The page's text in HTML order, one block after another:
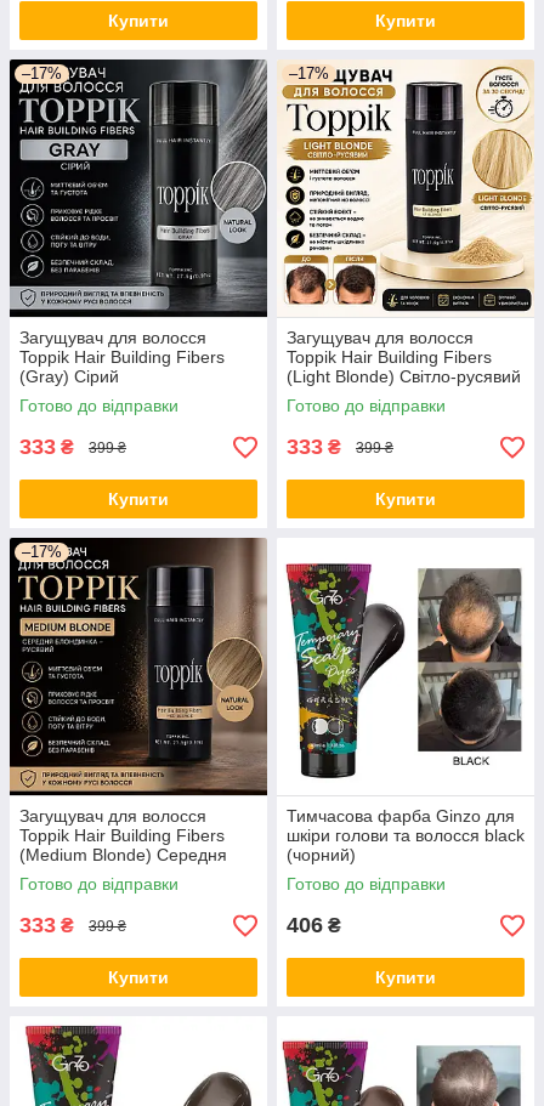
Купити Купити
–17%
Загущувач для волосся
Toppik Hair Building Fibers
(Gray) Сірий
Готово до відправки
333 ₴ 399 ₴
Купити
–17%
Загущувач для волосся
Toppik Hair Building Fibers
(Light Blonde) Світло-русявий
Готово до відправки
333 ₴ 399 ₴
Купити
–17%
Загущувач для волосся
Toppik Hair Building Fibers
(Medium Blonde) Середня
блондинка - русявий
Готово до відправки
333 ₴ 399 ₴
Купити
Тимчасова фарба Ginzo для
шкіри голови та волосся black
(чорний)
Готово до відправки
406 ₴
Купити